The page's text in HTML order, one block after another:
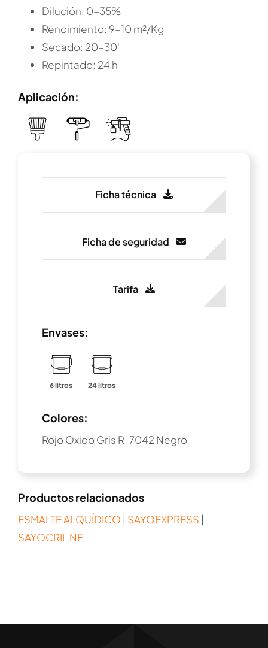
Dilución: 0-35%
Rendimiento: 9-10 m²/Kg
Secado: 20-30'
Repintado: 24 h
Aplicación:
Ficha técnica
Ficha de seguridad
Tarifa
Envases:
6 litros 24 litros
Colores:
Rojo Oxido Gris R-7042 Negro
Productos relacionados
ESMALTE ALQUÍDICO | SAYOEXPRESS |
SAYOCRIL NF